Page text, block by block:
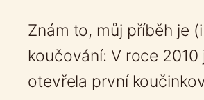
Znám to, můj příběh je
koučování: V roce 2010
otevřela první